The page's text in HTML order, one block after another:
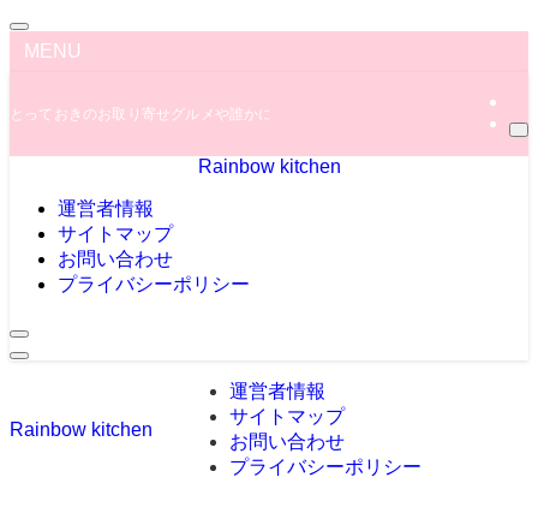
MENU
とっておきのお取り寄せグルメや誰かに教えたくなっちゃう秘密のグルメ情報
Rainbow kitchen
運営者情報
サイトマップ
お問い合わせ
プライバシーポリシー
Rainbow kitchen
運営者情報
サイトマップ
お問い合わせ
プライバシーポリシー